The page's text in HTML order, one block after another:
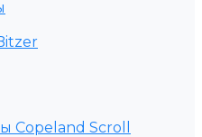
Copeland Scroll